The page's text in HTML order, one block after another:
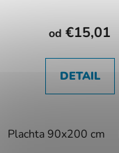
od €15,01
DETAIL
Plachta 90x200 cm